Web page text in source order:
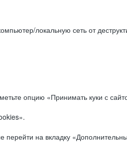
локальную сеть от
опцию «Принимать куки с
перейти на вкладку